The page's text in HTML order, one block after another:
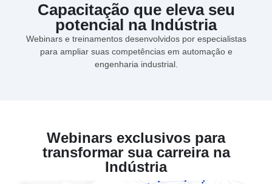
Capacitação que eleva seu
potencial na Indústria
Webinars e treinamentos desenvolvidos por especialistas
para ampliar suas competências em automação e
engenharia industrial.
Webinars exclusivos para
transformar sua carreira na
Indústria